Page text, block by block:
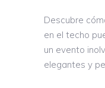
Descubre
en el techo
un evento
elegantes y